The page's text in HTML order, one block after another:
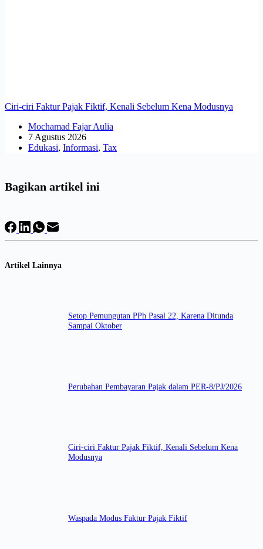
Ciri-ciri Faktur Pajak Fiktif, Kenali Sebelum Kena Modusnya
Mochamad Fajar Aulia
7 Agustus 2026
Edukasi, Informasi, Tax
Bagikan artikel ini
Artikel Lainnya
Setop Pemungutan PPh Pasal 22, Karena Ditunda
Sampai Oktober
Perubahan Pembayaran Pajak dalam PER-8/PJ/2026
Ciri-ciri Faktur Pajak Fiktif, Kenali Sebelum Kena
Modusnya
Waspada Modus Faktur Pajak Fiktif